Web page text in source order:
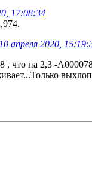
17:08:34
апреля 2020,
, что на 2,3 -